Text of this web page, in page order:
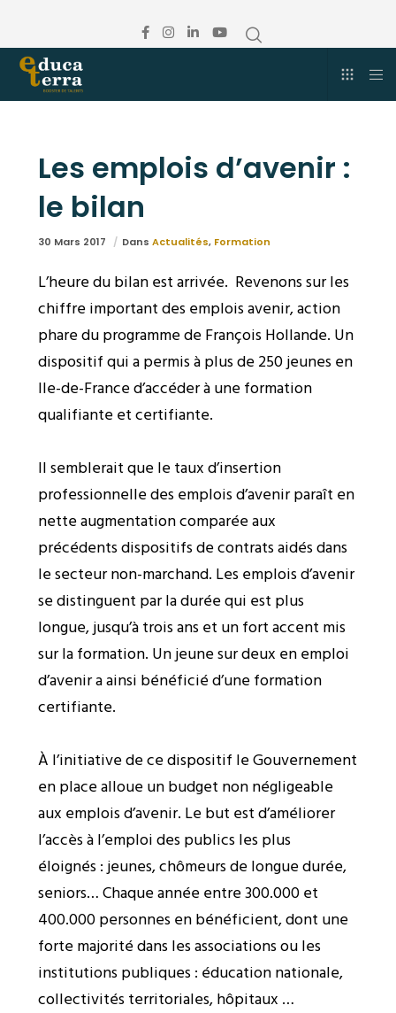
Les emplois d’avenir :
le bilan
30 Mars 2017 Dans Actualités, Formation
L’heure du bilan est arrivée. Revenons sur les
chiffre important des emplois avenir, action
phare du programme de François Hollande. Un
dispositif qui a permis à plus de 250 jeunes en
Ile-de-France d’accéder à une formation
qualifiante et certifiante.
Il semblerait que le taux d’insertion
professionnelle des emplois d’avenir paraît en
nette augmentation comparée aux
précédents dispositifs de contrats aidés dans
le secteur non-marchand. Les emplois d’avenir
se distinguent par la durée qui est plus
longue, jusqu’à trois ans et un fort accent mis
sur la formation. Un jeune sur deux en emploi
d’avenir a ainsi bénéficié d’une formation
certifiante.
À l’initiative de ce dispositif le Gouvernement
en place alloue un budget non négligeable
aux emplois d’avenir. Le but est d’améliorer
l’accès à l’emploi des publics les plus
éloignés : jeunes, chômeurs de longue durée,
seniors…Chaque année entre 300.000 et
400.000 personnes en bénéficient, dont une
forte majorité dans les associations ou les
institutions publiques : éducation nationale,
collectivités territoriales, hôpitaux …